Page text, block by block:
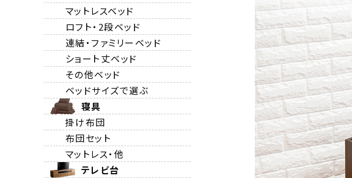
マットレスベッド
ロフト・2段ベッド
連結・ファミリーベッド
ショート丈ベッド
その他ベッド
ベッドサイズで選ぶ
寝具
掛け布団
布団セット
マットレス・他
テレビ台